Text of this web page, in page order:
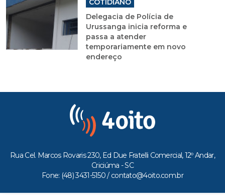
COTIDIANO
Delegacia de Polícia de
Urussanga inicia reforma e
passa a atender
temporariamente em novo
endereço
Rua Cel. Marcos Rovaris 230, Ed Due Fratelli Comercial, 12º Andar,
Criciúma - SC
Fone: (48) 3431-5150 / contato@4oito.com.br